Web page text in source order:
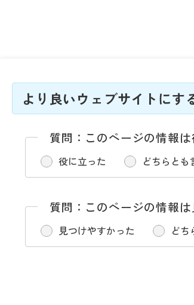
より良いウェブサイトにす
質問：このページの情報
役に立った どちらとも
質問：このページの情報
見つけやすかった どち